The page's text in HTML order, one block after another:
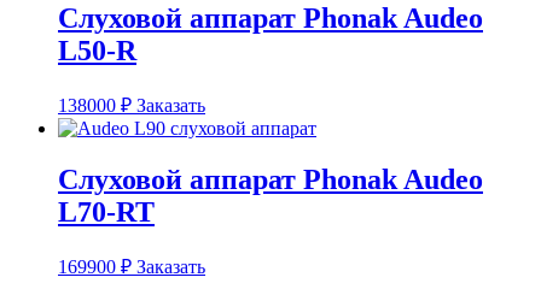
Слуховой аппарат Phonak Audeo
L50-R
138000 ₽ Заказать
Слуховой аппарат Phonak Audeo
L70-RT
169900 ₽ Заказать